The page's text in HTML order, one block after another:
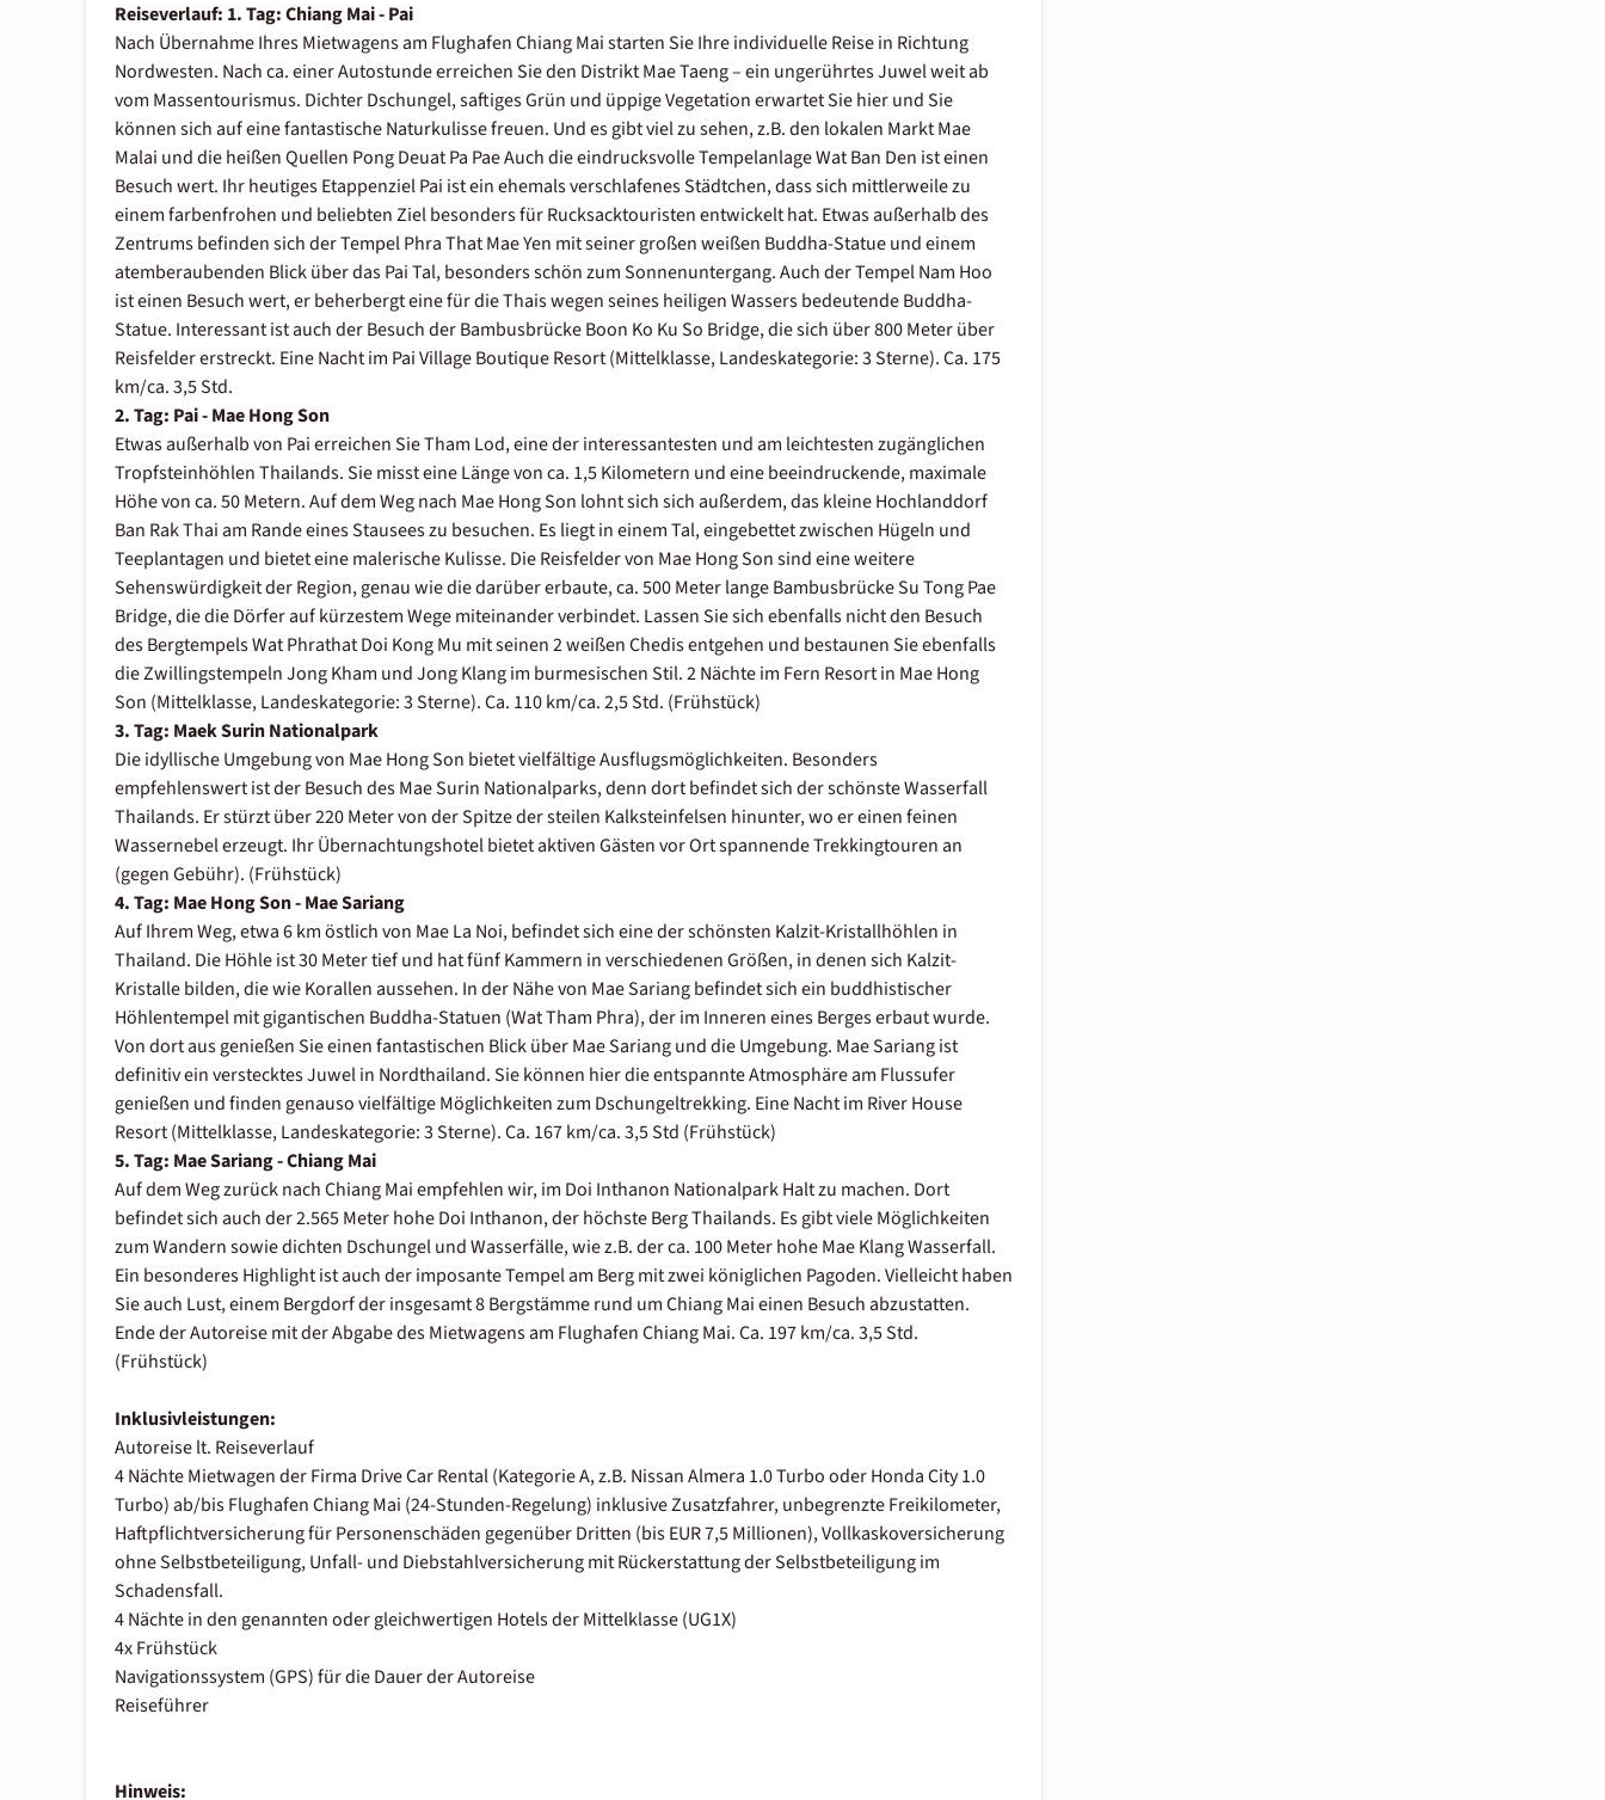
Reiseverlauf: 1. Tag:Chiang Mai - Pai
Nach Übernahme Ihres Mietwagens am Flughafen Chiang Mai starten Sie Ihre individuelle Reise in Richtung
Nordwesten. Nach ca. einer Autostunde erreichen Sie den Distrikt Mae Taeng – ein ungerührtes Juwel weit ab
vom Massentourismus. Dichter Dschungel, saftiges Grün und üppige Vegetation erwartet Sie hier und Sie
können sich auf eine fantastische Naturkulisse freuen. Und es gibt viel zu sehen, z.B. den lokalen Markt Mae
Malai und die heißen Quellen Pong Deuat Pa Pae Auch die eindrucksvolle Tempelanlage Wat Ban Den ist einen
Besuch wert. Ihr heutiges Etappenziel Pai ist ein ehemals verschlafenes Städtchen, dass sich mittlerweile zu
einem farbenfrohen und beliebten Ziel besonders für Rucksacktouristen entwickelt hat. Etwas außerhalb des
Zentrums befinden sich der Tempel Phra That Mae Yen mit seiner großen weißen Buddha-Statue und einem
atemberaubenden Blick über das Pai Tal, besonders schön zum Sonnenuntergang. Auch der Tempel Nam Hoo
ist einen Besuch wert, er beherbergt eine für die Thais wegen seines heiligen Wassers bedeutende Buddha-
Statue. Interessant ist auch der Besuch der Bambusbrücke Boon Ko Ku So Bridge, die sich über 800 Meter über
Reisfelder erstreckt. Eine Nacht im Pai Village Boutique Resort (Mittelklasse, Landeskategorie: 3 Sterne). Ca. 175
km/ca. 3,5 Std.
2. Tag: Pai - Mae Hong Son
Etwas außerhalb von Pai erreichen Sie Tham Lod, eine der interessantesten und am leichtesten zugänglichen
Tropfsteinhöhlen Thailands. Sie misst eine Länge von ca. 1,5 Kilometern und eine beeindruckende, maximale
Höhe von ca. 50 Metern. Auf dem Weg nach Mae Hong Son lohnt sich sich außerdem, das kleine Hochlanddorf
Ban Rak Thai am Rande eines Stausees zu besuchen. Es liegt in einem Tal, eingebettet zwischen Hügeln und
Teeplantagen und bietet eine malerische Kulisse. Die Reisfelder von Mae Hong Son sind eine weitere
Sehenswürdigkeit der Region, genau wie die darüber erbaute, ca. 500 Meter lange Bambusbrücke Su Tong Pae
Bridge, die die Dörfer auf kürzestem Wege miteinander verbindet. Lassen Sie sich ebenfalls nicht den Besuch
des Bergtempels Wat Phrathat Doi Kong Mu mit seinen 2 weißen Chedis entgehen und bestaunen Sie ebenfalls
die Zwillingstempeln Jong Kham und Jong Klang im burmesischen Stil. 2 Nächte im Fern Resort in Mae Hong
Son (Mittelklasse, Landeskategorie: 3 Sterne). Ca. 110 km/ca. 2,5 Std. (Frühstück)
3. Tag: Maek Surin Nationalpark
Die idyllische Umgebung von Mae Hong Son bietet vielfältige Ausflugsmöglichkeiten. Besonders
empfehlenswert ist der Besuch des Mae Surin Nationalparks, denn dort befindet sich der schönste Wasserfall
Thailands. Er stürzt über 220 Meter von der Spitze der steilen Kalksteinfelsen hinunter, wo er einen feinen
Wassernebel erzeugt. Ihr Übernachtungshotel bietet aktiven Gästen vor Ort spannende Trekkingtouren an
(gegen Gebühr). (Frühstück)
4. Tag: Mae Hong Son - Mae Sariang
Auf Ihrem Weg, etwa 6 km östlich von Mae La Noi, befindet sich eine der schönsten Kalzit-Kristallhöhlen in
Thailand. Die Höhle ist 30 Meter tief und hat fünf Kammern in verschiedenen Größen, in denen sich Kalzit-
Kristalle bilden, die wie Korallen aussehen. In der Nähe von Mae Sariang befindet sich ein buddhistischer
Höhlentempel mit gigantischen Buddha-Statuen (Wat Tham Phra), der im Inneren eines Berges erbaut wurde.
Von dort aus genießen Sie einen fantastischen Blick über Mae Sariang und die Umgebung. Mae Sariang ist
definitiv ein verstecktes Juwel in Nordthailand. Sie können hier die entspannte Atmosphäre am Flussufer
genießen und finden genauso vielfältige Möglichkeiten zum Dschungeltrekking. Eine Nacht im River House
Resort (Mittelklasse, Landeskategorie: 3 Sterne). Ca. 167 km/ca. 3,5 Std (Frühstück)
5. Tag: Mae Sariang - Chiang Mai
Auf dem Weg zurück nach Chiang Mai empfehlen wir, im Doi Inthanon Nationalpark Halt zu machen. Dort
befindet sich auch der 2.565 Meter hohe Doi Inthanon, der höchste Berg Thailands. Es gibt viele Möglichkeiten
zum Wandern sowie dichten Dschungel und Wasserfälle, wie z.B. der ca. 100 Meter hohe Mae Klang Wasserfall.
Ein besonderes Highlight ist auch der imposante Tempel am Berg mit zwei königlichen Pagoden. Vielleicht haben
Sie auch Lust, einem Bergdorf der insgesamt 8 Bergstämme rund um Chiang Mai einen Besuch abzustatten.
Ende der Autoreise mit der Abgabe des Mietwagens am Flughafen Chiang Mai. Ca. 197 km/ca. 3,5 Std.
(Frühstück)
Inklusivleistungen:
Autoreise lt. Reiseverlauf
4 Nächte Mietwagen der Firma Drive Car Rental (Kategorie A, z.B. Nissan Almera 1.0 Turbo oder Honda City 1.0
Turbo) ab/bis Flughafen Chiang Mai (24-Stunden-Regelung) inklusive Zusatzfahrer, unbegrenzte Freikilometer,
Haftpflichtversicherung für Personenschäden gegenüber Dritten (bis EUR 7,5 Millionen), Vollkaskoversicherung
ohne Selbstbeteiligung, Unfall- und Diebstahlversicherung mit Rückerstattung der Selbstbeteiligung im
Schadensfall.
4 Nächte in den genannten oder gleichwertigen Hotels der Mittelklasse (UG1X)
4x Frühstück
Navigationssystem (GPS) für die Dauer der Autoreise
Reiseführer
Hinweis: